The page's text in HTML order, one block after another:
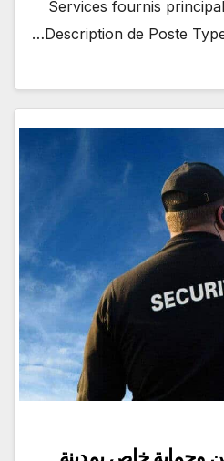
Services fournis
Description de Poste